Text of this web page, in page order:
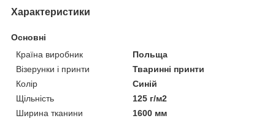
Характеристики
Основні
Країна виробник
Польща
Візерунки і принти
Тваринні принти
Колір
Синій
Щільність
125 г/м2
Ширина тканини
1600 мм